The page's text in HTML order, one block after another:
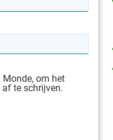
Monde, om het
te schrijven.